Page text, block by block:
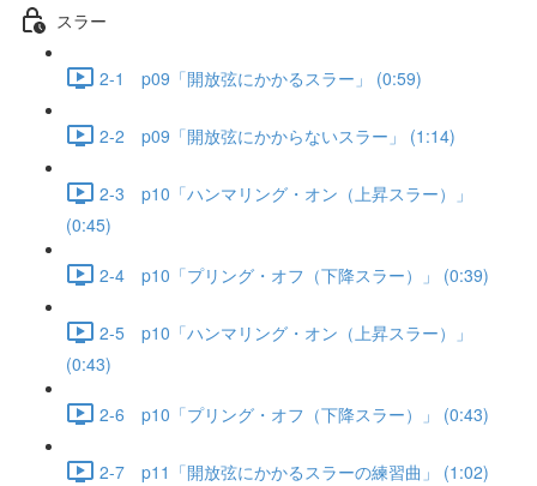
スラー
2-1 p09「開放弦にかかるスラー」 (0:59)
2-2 p09「開放弦にかからないスラー」 (1:14)
2-3 p10「ハンマリング・オン（上昇スラー）」
(0:45)
2-4 p10「プリング・オフ（下降スラー）」 (0:39)
2-5 p10「ハンマリング・オン（上昇スラー）」
(0:43)
2-6 p10「プリング・オフ（下降スラー）」 (0:43)
2-7 p11「開放弦にかかるスラーの練習曲」 (1:02)